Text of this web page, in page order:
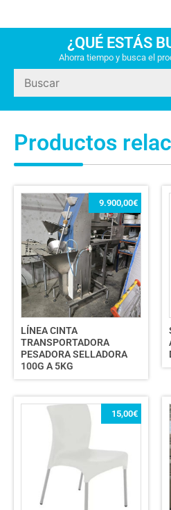
¿QUÉ ESTÁS
Ahorra tiempo y busca el
Productos
LÍNEA CINTA
TRANSPORTADORA
PESADORA SELLADORA
100G A 5KG
9.900,00€
15,00€